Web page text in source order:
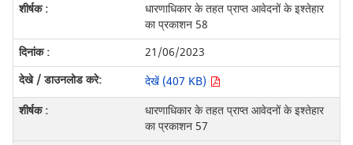
धारणाधिकार के तहत प्राप्त आवेदनों के इश्तेहार
का प्रकाशन 58
21/06/2023
देखें (407 KB)
धारणाधिकार के तहत प्राप्त आवेदनों के इश्तेहार
का प्रकाशन 57